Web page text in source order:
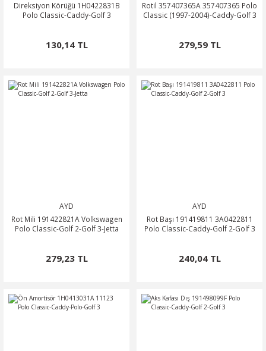
Direksiyon Körüğü 1H0422831B
Polo Classic-Caddy-Golf 3
130,14 TL
Rotil 357407365A 357407365 Polo
Classic (1997-2004)-Caddy-Golf 3
279,59 TL
AYD
Rot Mili 191422821A Volkswagen
Polo Classic-Golf 2-Golf 3-Jetta
279,23 TL
AYD
Rot Başı 191419811 3A0422811
Polo Classic-Caddy-Golf 2-Golf 3
240,04 TL